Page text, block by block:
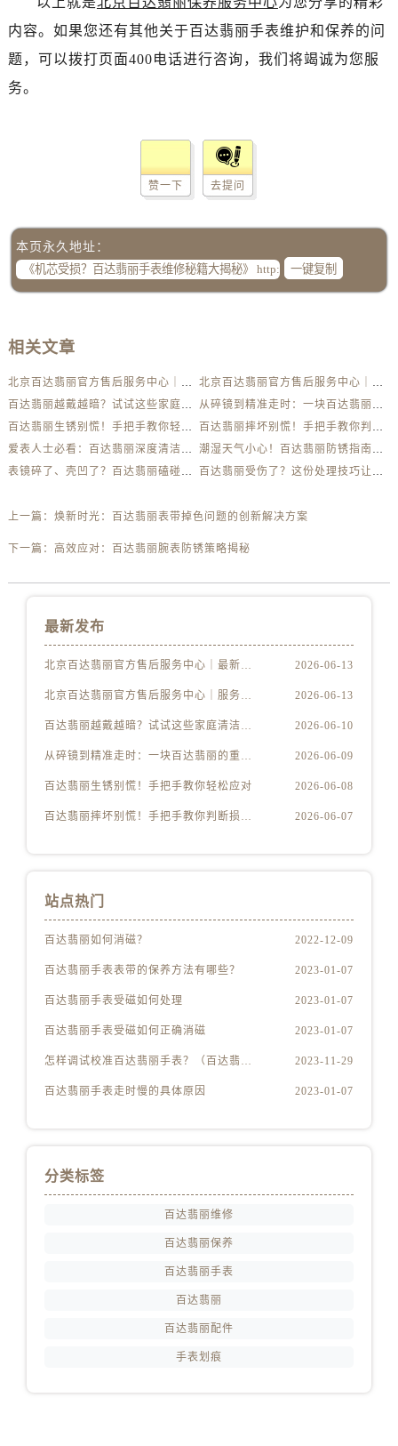
内容。如果您还有其他关于百达翡丽手表维护和保养的问
题，可以拨打页面400电话进行咨询，我们将竭诚为您服
务。
赞一下 去提问
本页永久地址：
一键复制
相关文章
北京百达翡丽官方售后服务中心｜最新电话及地址权威信息公示（2026年6月最新）
北京百达翡丽官方售后服务中心｜服务热线及办公地址权威信息公示（2026年6月最新）
百达翡丽越戴越暗？试试这些家庭清洁妙招
从碎镜到精准走时：一块百达翡丽的重生之路
百达翡丽生锈别慌！手把手教你轻松应对
百达翡丽摔坏别慌！手把手教你判断损伤程度
爱表人士必看：百达翡丽深度清洁与日常养护全解析
潮湿天气小心！百达翡丽防锈指南助你安心佩戴
表镜碎了、壳凹了？百达翡丽磕碰急救指南来了
百达翡丽受伤了？这份处理技巧让你省下大几千
上一篇： 焕新时光：百达翡丽表带掉色问题的创新解决方案
下一篇： 高效应对：百达翡丽腕表防锈策略揭秘
最新发布
北京百达翡丽官方售后服务中心｜最新电话及地址权威信息公示（2026年6月最新） 2026-06-13
北京百达翡丽官方售后服务中心｜服务热线及办公地址权威信息公示（2026年6月最新） 2026-06-13
百达翡丽越戴越暗？试试这些家庭清洁妙招 2026-06-10
从碎镜到精准走时：一块百达翡丽的重生之路 2026-06-09
百达翡丽生锈别慌！手把手教你轻松应对 2026-06-08
百达翡丽摔坏别慌！手把手教你判断损伤程度 2026-06-07
站点热门
百达翡丽如何消磁？ 2022-12-09
百达翡丽手表表带的保养方法有哪些？ 2023-01-07
百达翡丽手表受磁如何处理 2023-01-07
百达翡丽手表受磁如何正确消磁 2023-01-07
怎样调试校准百达翡丽手表？（百达翡丽手表的调试校准方法） 2023-11-29
百达翡丽手表走时慢的具体原因 2023-01-07
分类标签
百达翡丽维修
百达翡丽保养
百达翡丽手表
百达翡丽
百达翡丽配件
手表划痕